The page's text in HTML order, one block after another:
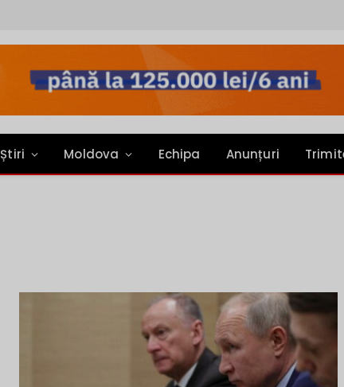
Știri Moldova Echipa Anunțuri